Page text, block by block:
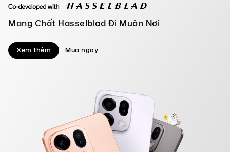
Mang Chất Hasselblad Đi Muôn Nơi
Xem thêm Mua ngay